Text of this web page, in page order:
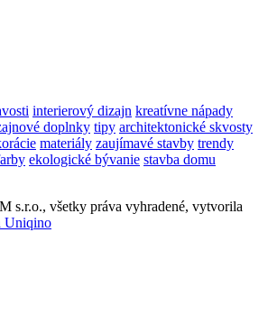
interierový dizajn kreatívne nápady
doplnky tipy architektonické skvosty
materiály zaujímavé stavby trendy
ekologické bývanie stavba domu
s.r.o., všetky práva vyhradené, vytvorila
Uniqino